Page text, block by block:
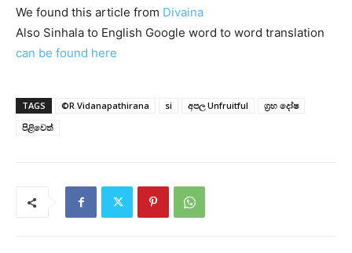
We found this article from Divaina
Also Sinhala to English Google word to word translation
can be found here
TAGS ©R Vidanapathirana si අපල Unfruitful
ග්‍රහ දෝෂ
පිළිවෙත්